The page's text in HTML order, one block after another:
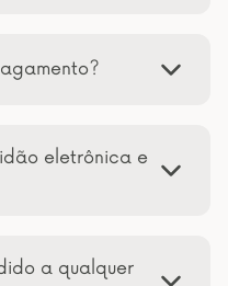
eletrônica e
a qualquer